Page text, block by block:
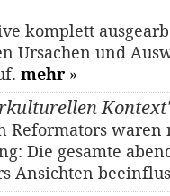
komplett
Ursachen und
mehr »
Reformators
Die gesamte
Ansichten